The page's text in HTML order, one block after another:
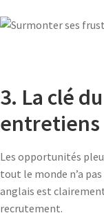
3. La clé
entretiens
Les opportunités
tout le monde n’a
anglais est
recrutement.